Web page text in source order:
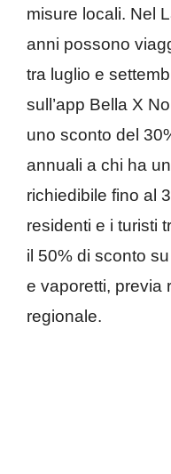
misure locali. Nel
anni possono
tra luglio e
sull’app Bella X
uno sconto del
annuali a chi ha
richiedibile fino al
residenti e i turisti
il 50% di sconto
e vaporetti, previa
regionale.